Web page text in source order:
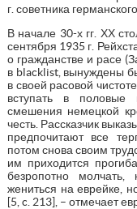
г. советника
В начале 30-х гг. ХХ
сентября 1935 г.
о гражданстве и расе
в blacklist, вынуждены
в своей расовой
вступать в половые
смешения немецкой
честь. Рассказчик
предпочитают все
потом снова своим
им приходится
безропотно
жениться на еврейке,
[5, c. 213], – отмечает